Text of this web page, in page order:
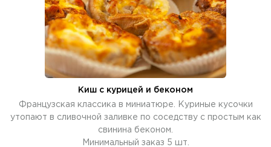
Киш с курицей и беконом
Французская классика в миниатюре. Куриные кусочки
утопают в сливочной заливке по соседству с простым как
свинина беконом.
Минимальный заказ 5 шт.